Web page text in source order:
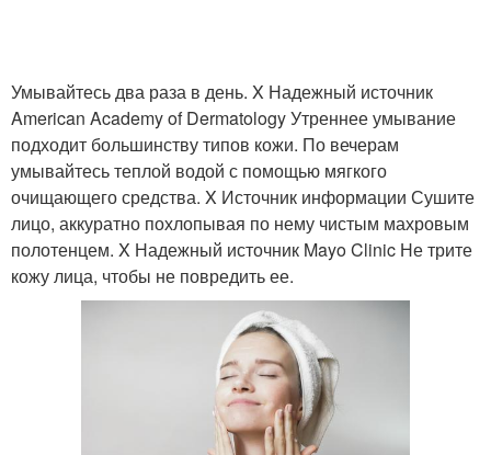
Умывайтесь два раза в день. X Надежный источник
American Academy of Dermatology Утреннее умывание
подходит большинству типов кожи. По вечерам
умывайтесь теплой водой с помощью мягкого
очищающего средства. X Источник информации Сушите
лицо, аккуратно похлопывая по нему чистым махровым
полотенцем. X Надежный источник Mayo Clinic Не трите
кожу лица, чтобы не повредить ее.